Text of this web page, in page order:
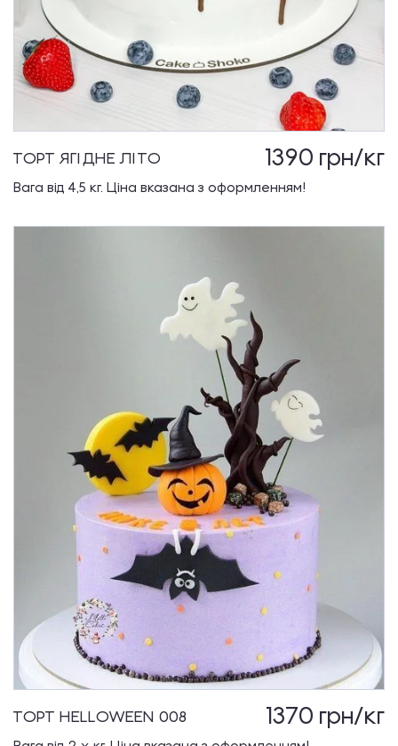
ТОРТ ЯГІДНЕ ЛІТО 1390 грн/кг
Вага від 4,5 кг. Ціна вказана з оформленням!
ТОРТ HELLOWEEN 008 1370 грн/кг